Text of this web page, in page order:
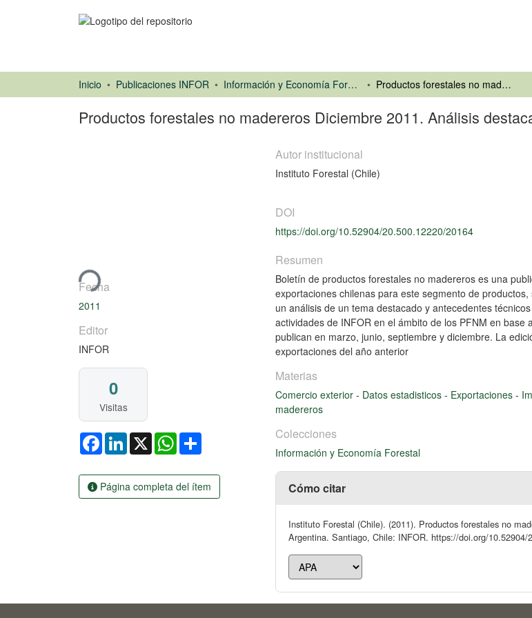
Inicio Publicaciones INFOR Información y Economía Forestal Productos forestales no madereros Diciembre 2011. Análisis destacado: Importaciones de hierbas en Argentina
Productos forestales no madereros Diciembre 2011. Análisis
Cargando...
Fecha
2011
Editor
INFOR
0
Visitas
FacebookLinkedIn
X WhatsApp
Página completa del ítem
Autor institucional
Instituto Forestal (Chile)
DOI
https://doi.org/10.52904/20.500.12220/20164
Resumen
Boletín de productos forestales no madereros es una
exportaciones chilenas para este segmento de
un análisis de un tema destacado y antecedentes
actividades de INFOR en el ámbito de los PFNM en
publican en marzo, junio, septiembre y diciembre. La
exportaciones del año anterior
Materias
Comercio exterior - Datos estadisticos - Exportaciones -
madereros
Colecciones
Información y Economía Forestal
Cómo citar
Instituto Forestal (Chile). (2011). Productos forestales no
Argentina. Santiago, Chile: INFOR. https://doi.org/10.52904/